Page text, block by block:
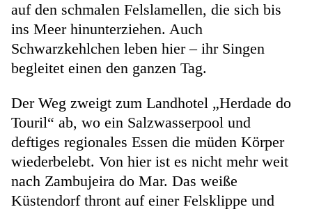
auf den schmalen Felslamellen, die sich bis
ins Meer hinunterziehen. Auch
Schwarzkehlchen leben hier – ihr Singen
begleitet einen den ganzen Tag.
Der Weg zweigt zum Landhotel „Herdade do
Touril“ ab, wo ein Salzwasserpool und
deftiges regionales Essen die müden Körper
wiederbelebt. Von hier ist es nicht mehr weit
nach Zambujeira do Mar. Das weiße
Küstendorf thront auf einer Felsklippe und